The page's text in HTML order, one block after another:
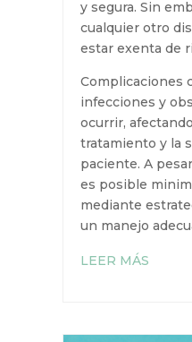
en aquellos
es esencial para
tratamiento
media son una
segura. Sin
cualquier otro
no estar exenta
Complicaciones
infecciones y
pueden ocurrir,
seguridad del